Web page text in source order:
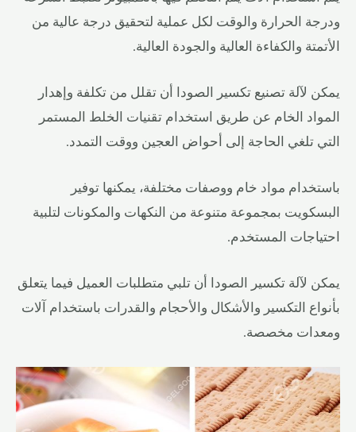
ودرجة الحرارة والوقت لكل عملية لتحقيق درجة عالية من
الأتمتة والكفاءة العالية والجودة العالية.
يمكن لآلة تصنيع تكسير الصودا أن تقلل من تكلفة وإهدار
المواد الخام عن طريق استخدام تقنيات الخلط المستمر
التي تلغي الحاجة إلى أحواض العجين ووقت التمدد.
باستخدام مواد خام ووصفات مختلفة، يمكنها توفير
البسكويت بمجموعة متنوعة من النكهات والمكونات لتلبية
احتياجات المستخدم.
يمكن لآلة تكسير الصودا أن تلبي متطلبات العميل فيما يتعلق
بأنواع التكسير والأشكال والأحجام والقدرات باستخدام آلات
ومعدات مخصصة.